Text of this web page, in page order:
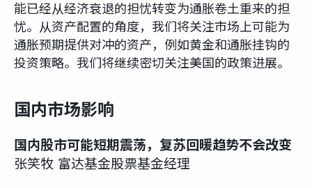
能已经从经济衰退的担忧转变为通胀卷土重来的担
忧。从资产配置的角度，我们将关注市场上可能为
通胀预期提供对冲的资产，例如黄金和通胀挂钩的
投资策略。我们将继续密切关注美国的政策进展。
国内市场影响
国内股市可能短期震荡，复苏回暖趋势不会改变
张笑牧 富达基金股票基金经理